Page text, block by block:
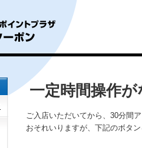
一定時間操作
ご入店いただいてから、30分間
おそれいりますが、下記のボタ